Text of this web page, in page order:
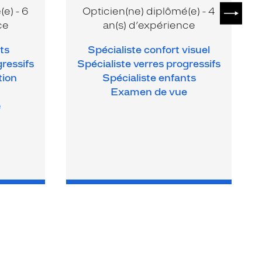
- 6
Opticien(ne) diplômé(e) - 4
an(s) d’expérience
Spécialiste confort visuel
Spécialiste verres progressifs
Spécialiste enfants
Examen de vue